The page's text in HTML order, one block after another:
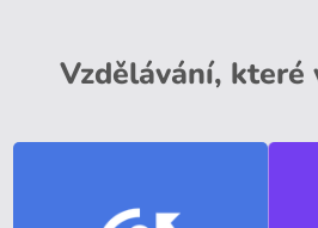
Vzdělávání, které